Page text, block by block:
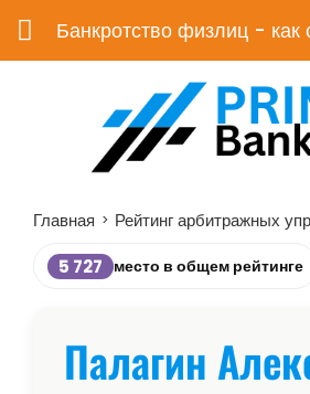
Банкротство физлиц - как
Главная > Рейтинг арбитражных
5 727 место в общем рейтинге
Палагин